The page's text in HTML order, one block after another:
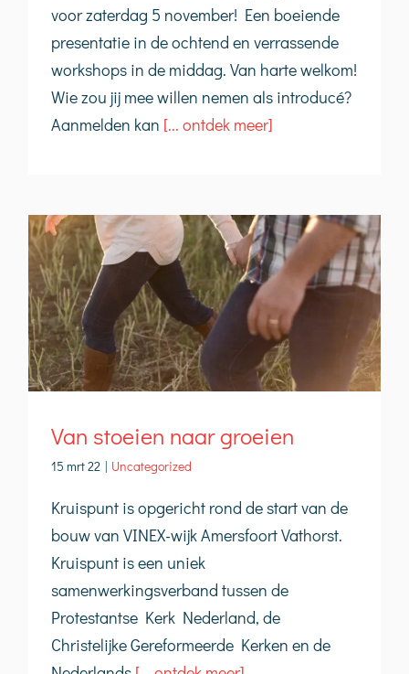
voor zaterdag 5 november! Een boeiende
presentatie in de ochtend en verrassende
workshops in de middag. Van harte welkom!
Wie zou jij mee willen nemen als introducé?
Aanmelden kan [... ontdek meer]
Van stoeien naar groeien
15 mrt 22 | Uncategorized
Kruispunt is opgericht rond de start van de
bouw van VINEX-wijk Amersfoort Vathorst.
Kruispunt is een uniek
samenwerkingsverband tussen de
Protestantse Kerk Nederland, de
Christelijke Gereformeerde Kerken en de